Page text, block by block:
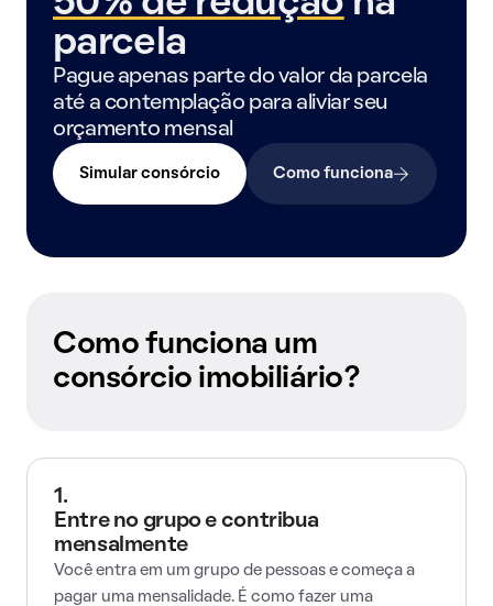
parcela
Pague apenas parte do valor da parcela
até a contemplação para aliviar seu
orçamento mensal
Simular consórcio Como funciona
Como funciona um
consórcio imobiliário?
1.
Entre no grupo e contribua
mensalmente
Você entra em um grupo de pessoas e começa a
pagar uma mensalidade. É como fazer uma